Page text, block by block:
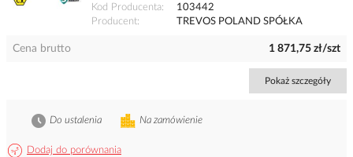
Kod Producenta
103442
Producent
TREVOS POLAND SPÓŁKA
Cena brutto 1 871,75 zł/szt
Pokaż szczegóły
Dodaj do porównania
Na zamówienie
Do ustalenia